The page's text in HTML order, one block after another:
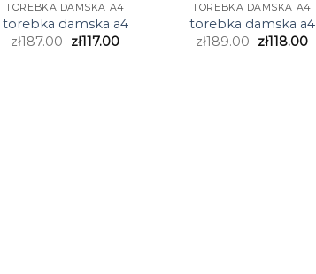
TOREBKA DAMSKA A4
torebka damska a4
zł187.00 zł117.00
TOREBKA DAMSKA A4
torebka damska a4
zł189.00 zł118.00